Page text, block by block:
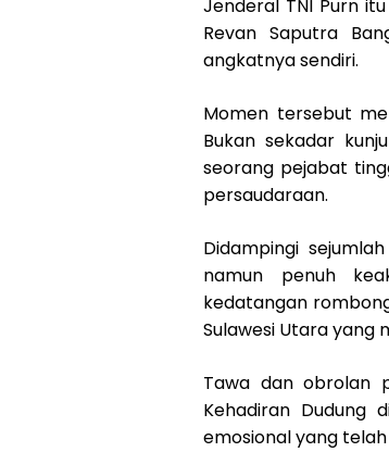
Jenderal TNI Purn
Revan Saputra
angkatnya sendiri.
Momen tersebut
Bukan sekadar
seorang pejabat
persaudaraan.
Didampingi
namun penuh
kedatangan
Sulawesi Utara yang
Tawa dan obrolan
Kehadiran Dudung
emosional yang